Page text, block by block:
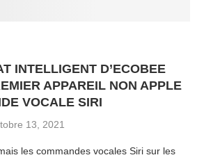
INTELLIGENT D’ECOBEE
APPAREIL NON APPLE
VOCALE SIRI
13, 2021
les commandes vocales Siri sur les